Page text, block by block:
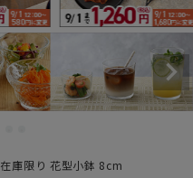
在庫限り 花型小鉢 8cm